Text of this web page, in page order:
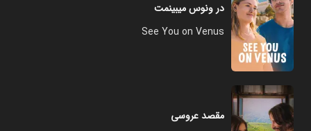
در ونوس میبینمت
See You on Venus
مقصد عروسی